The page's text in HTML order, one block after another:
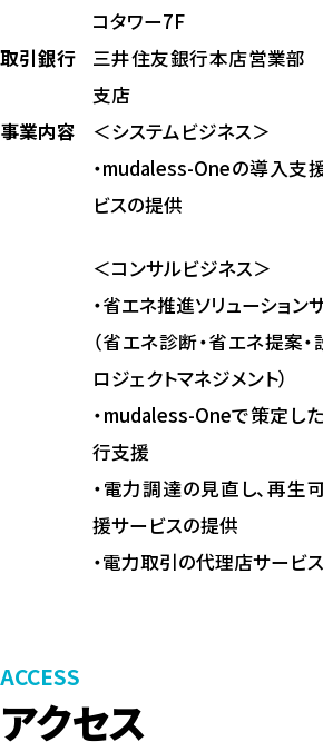
コタワー7F
取引銀行
三井住友銀行本店営業部
支店
事業内容
＜システムビジネス＞
・mudaless-Oneの導入支
ビスの提供
＜コンサルビジネス＞
・省エネ推進ソリューション
（省エネ診断・省エネ提案
ロジェクトマネジメント）
・mudaless-Oneで策定し
行支援
・電力調達の見直し、再
援サービスの提供
・電力取引の代理店サービ
ACCESS
アクセス